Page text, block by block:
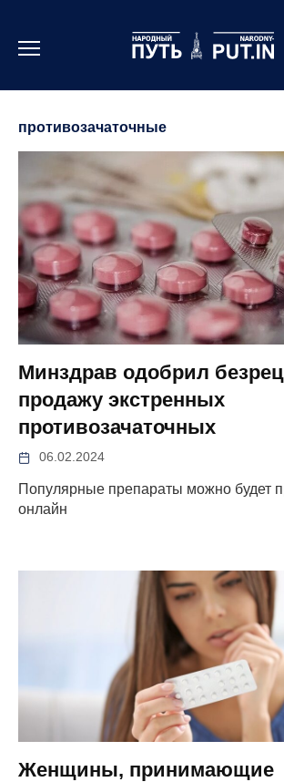
содержанию
противозачаточные
Минздрав одобрил
продажу экстренных
противозачаточных
06.02.2024
Популярные препараты можно будет
онлайн
Женщины, принимающие